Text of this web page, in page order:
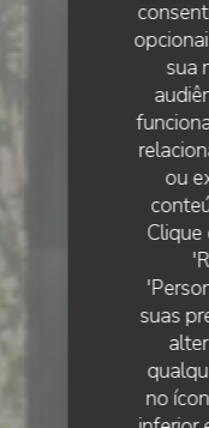
sua
ou
Clique
suas
no